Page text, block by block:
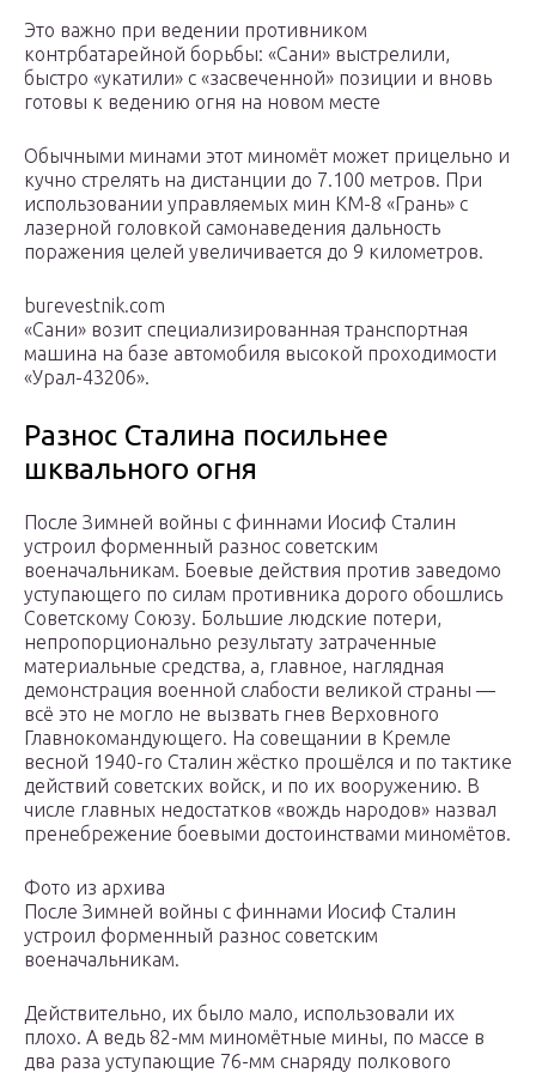
Это важно при ведении противником
контрбатарейной борьбы: «Сани» выстрелили,
быстро «укатили» с «засвеченной» позиции и вновь
готовы к ведению огня на новом месте
Обычными минами этот миномёт может прицельно и
кучно стрелять на дистанции до 7.100 метров. При
использовании управляемых мин КМ-8 «Грань» с
лазерной головкой самонаведения дальность
поражения целей увеличивается до 9 километров.
burevestnik.com
«Сани» возит специализированная транспортная
машина на базе автомобиля высокой проходимости
«Урал-43206».
Разнос Сталина посильнее
шквального огня
После Зимней войны с финнами Иосиф Сталин
устроил форменный разнос советским
военачальникам. Боевые действия против заведомо
уступающего по силам противника дорого обошлись
Советскому Союзу. Большие людские потери,
непропорционально результату затраченные
материальные средства, а, главное, наглядная
демонстрация военной слабости великой страны —
всё это не могло не вызвать гнев Верховного
Главнокомандующего. На совещании в Кремле
весной 1940-го Сталин жёстко прошёлся и по тактике
действий советских войск, и по их вооружению. В
числе главных недостатков «вождь народов» назвал
пренебрежение боевыми достоинствами миномётов.
Фото из архива
После Зимней войны с финнами Иосиф Сталин
устроил форменный разнос советским
военачальникам.
Действительно, их было мало, использовали их
плохо. А ведь 82-мм миномётные мины, по массе в
два раза уступающие 76-мм снаряду полкового